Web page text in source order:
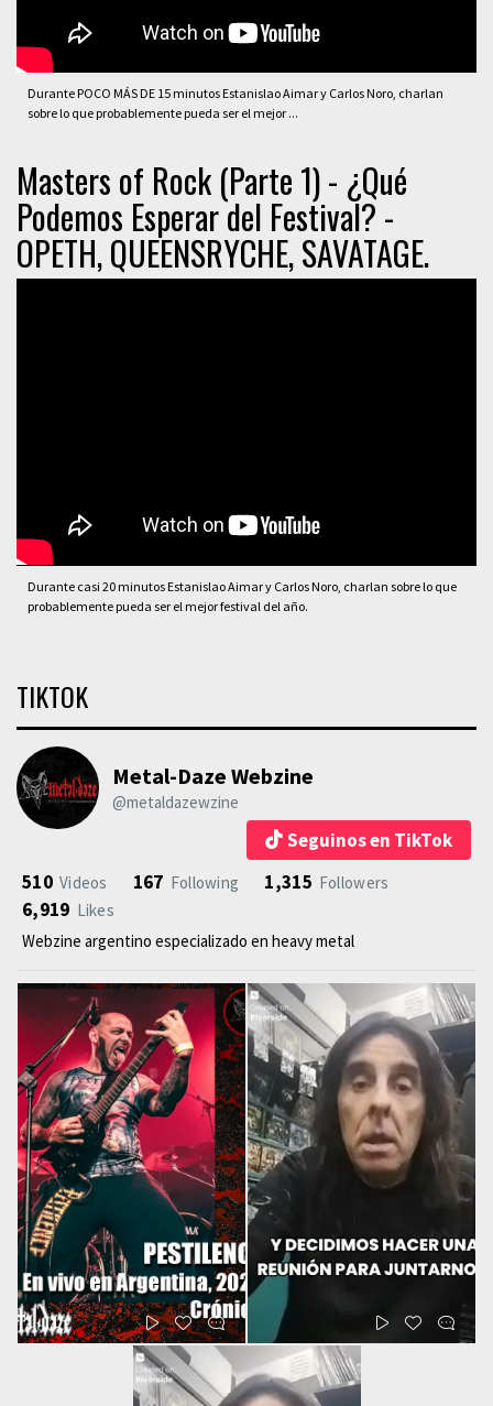
Durante POCO MÁS DE 15 minutos Estanislao Aimar y Carlos Noro, charlan
sobre lo que probablemente pueda ser el mejor ...
Masters of Rock (Parte 1) - ¿Qué
Podemos Esperar del Festival? -
OPETH, QUEENSRYCHE, SAVATAGE.
Durante casi 20 minutos Estanislao Aimar y Carlos Noro, charlan sobre lo que
probablemente pueda ser el mejor festival del año.
TIKTOK
Metal-Daze Webzine
@metaldazewzine
Seguinos en TikTok
510 Videos 167 Following 1,315 Followers
6,919 Likes
Webzine argentino especializado en heavy metal